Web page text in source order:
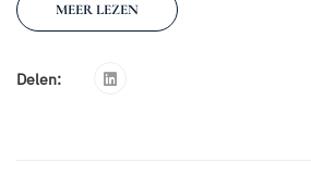
MEER LEZEN
Delen: